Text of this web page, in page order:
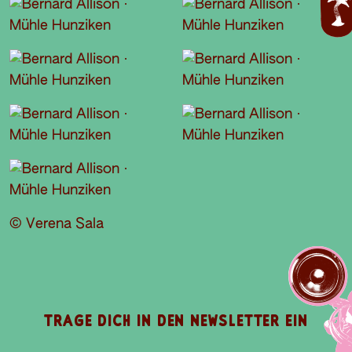
© Verena Sala
TRAGE DICH IN DEN NEWSLETTER EIN